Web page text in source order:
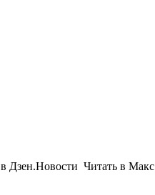
Дзен.Новости Читать в Макс